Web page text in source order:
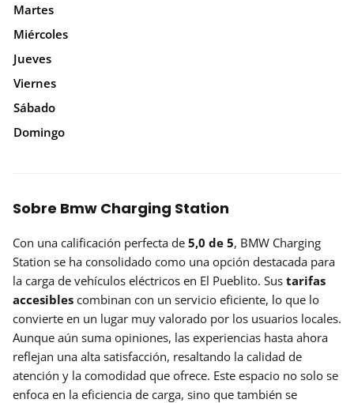
Martes
Miércoles
Jueves
Viernes
Sábado
Domingo
Sobre Bmw Charging Station
Con una calificación perfecta de 5,0 de 5, BMW Charging
Station se ha consolidado como una opción destacada para
la carga de vehículos eléctricos en El Pueblito. Sus tarifas
accesibles combinan con un servicio eficiente, lo que lo
convierte en un lugar muy valorado por los usuarios locales.
Aunque aún suma opiniones, las experiencias hasta ahora
reflejan una alta satisfacción, resaltando la calidad de
atención y la comodidad que ofrece. Este espacio no solo se
enfoca en la eficiencia de carga, sino que también se